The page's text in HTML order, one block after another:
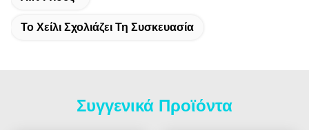
Το Χείλι Σχολιάζει Τη Συσκευασία
Συγγενικά Προϊόντα